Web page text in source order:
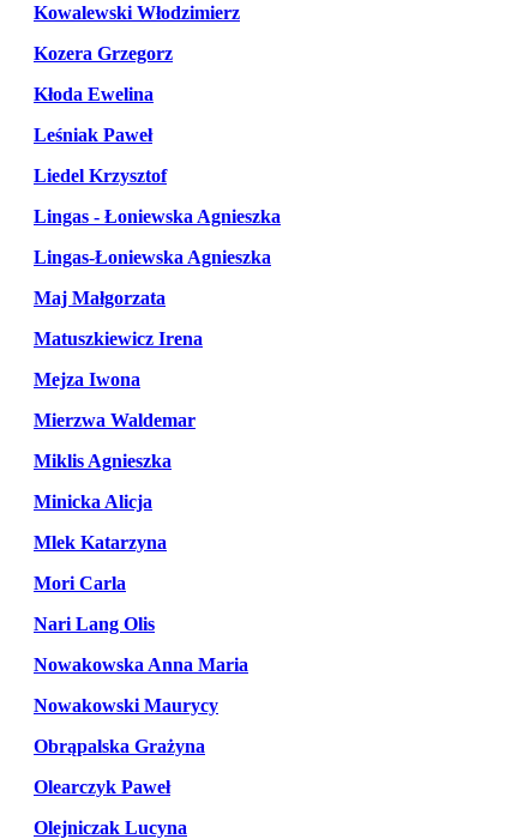
Kowalewski Włodzimierz
Kozera Grzegorz
Kłoda Ewelina
Leśniak Paweł
Liedel Krzysztof
Lingas - Łoniewska Agnieszka
Lingas-Łoniewska Agnieszka
Maj Małgorzata
Matuszkiewicz Irena
Mejza Iwona
Mierzwa Waldemar
Miklis Agnieszka
Minicka Alicja
Mlek Katarzyna
Mori Carla
Nari Lang Olis
Nowakowska Anna Maria
Nowakowski Maurycy
Obrąpalska Grażyna
Olearczyk Paweł
Olejniczak Lucyna